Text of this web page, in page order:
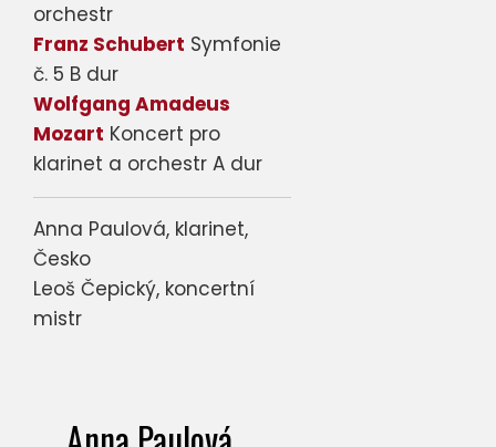
orchestr
Franz Schubert Symfonie
č. 5 B dur
Wolfgang Amadeus
Mozart Koncert pro
klarinet a orchestr A dur
Anna Paulová, klarinet,
Česko
Leoš Čepický, koncertní
mistr